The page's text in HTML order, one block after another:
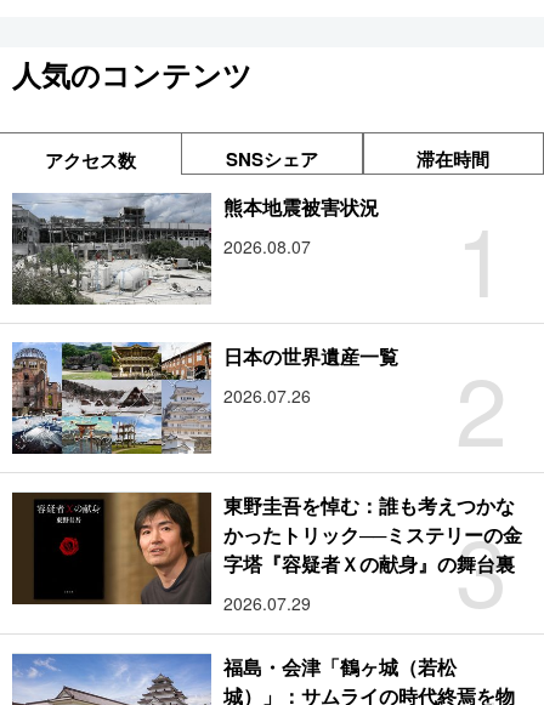
人気のコンテンツ
アクセス数 SNSシェア 滞在時間
1
熊本地震被害状況
2026.08.07
2
日本の世界遺産一覧
2026.07.26
3
東野圭吾を悼む：誰も考えつかな
かったトリック──ミステリーの金
字塔『容疑者Ｘの献身』の舞台裏
2026.07.29
福島・会津「鶴ヶ城（若松
城）」：サムライの時代終焉を物